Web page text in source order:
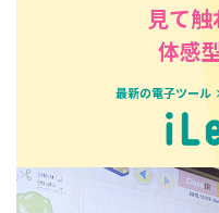
見て触
体感
最新の電子ツール